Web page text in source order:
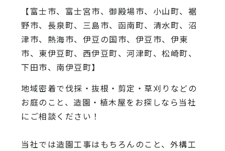
【富士市、富士宮市、御殿場市、小山町、裾
野市、長泉町、三島市、函南町、清水町、沼
津市、熱海市、伊豆の国市、伊豆市、伊東
市、東伊豆町、西伊豆町、河津町、松崎町、
下田市、南伊豆町】
地域密着で伐採・抜根・剪定・草刈りなどの
お庭のこと、造園・ 植木屋をお探しなら当社
にご相談ください！
当社では造園工事はもちろんのこと、 外構工